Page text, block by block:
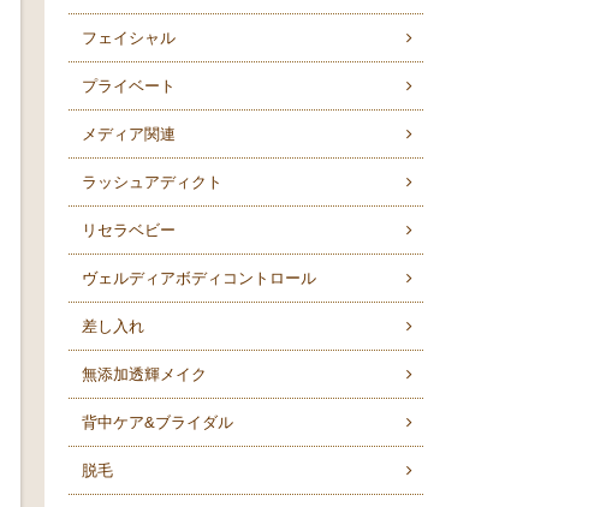
フェイシャル
プライベート
メディア関連
ラッシュアディクト
リセラベビー
ヴェルディアボディコントロール
差し入れ
無添加透輝メイク
背中ケア&ブライダル
脱毛